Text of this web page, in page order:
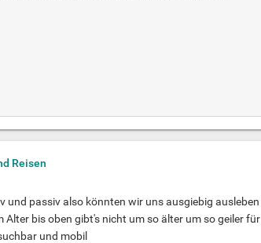
Reisen
und passiv also könnten wir uns ausgiebig ausleben
bis oben gibt's nicht um so älter um so geiler für
und mobil